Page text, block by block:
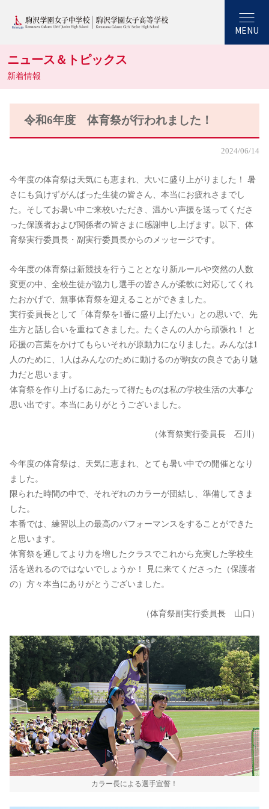
MENU
ニュース＆トピックス
新着情報
令和6年度 体育祭が行われました！
2024/06/14
今年度の体育祭は天気にも恵まれ、大いに盛り上がりました！ 暑
さにも負けずがんばった生徒の皆さん、本当にお疲れさまでし
た。そしてお暑い中ご来校いただき、温かい声援を送ってくださ
った保護者および関係者の皆さまに感謝申し上げます。以下、体
育祭実行委員長・副実行委員長からのメッセージです。
今年度の体育祭は新競技を行うこととなり新ルールや突然の人数
変更の中、全校生徒が協力し選手の皆さんが柔軟に対応してくれ
たおかげで、無事体育祭を迎えることができました。
実行委員長として「体育祭を1番に盛り上げたい」との思いで、先
生方と話し合いを重ねてきました。たくさんの人から頑張れ！ と
応援の言葉をかけてもらいそれが原動力になりました。みんなは1
人のために、1人はみんなのために動けるのが駒女の良さであり魅
力だと思います。
体育祭を作り上げるにあたって得たものは私の学校生活の大事な
思い出です。本当にありがとうございました。
（体育祭実行委員長 石川）
今年度の体育祭は、天気に恵まれ、とても暑い中での開催となり
ました。
限られた時間の中で、それぞれのカラーが団結し、準備してきま
した。
本番では、練習以上の最高のパフォーマンスをすることができた
と思います。
体育祭を通してより力を増したクラスでこれから充実した学校生
活を送れるのではないでしょうか！ 見に来てくださった（保護者
の）方々本当にありがとうございました。
（体育祭副実行委員長 山口）
カラー長による選手宣誓！